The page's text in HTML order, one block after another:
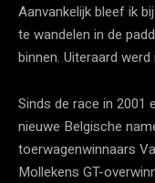
Aanvankelijk bleef ik
te wandelen in de
binnen. Uiteraard
Sinds de race in 2001
nieuwe Belgische
toerwagenwinnaars
Mollekens GT-